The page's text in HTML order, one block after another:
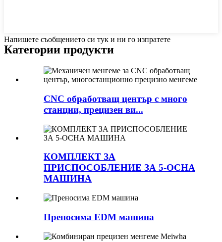
Напишете съобщението си тук и ни го изпратете
Категории продукти
CNC обработващ център с много
станции, прецизен ви...
КОМПЛЕКТ ЗА
ПРИСПОСОБЛЕНИЕ ЗА 5-ОСНА
МАШИНА
Преносима EDM машина